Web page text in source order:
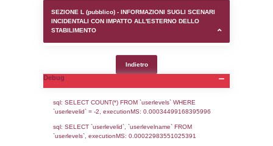
SEZIONE D (pubblico) - INFORMAZIONI
AUTORIZZAZIONI/CERTIFICAZIONI E
CONTROLLO A CUI è SOGGETTO LO
SEZIONE F (pubblico) - DESCRIZIONE
DELL'AMBIENTE/TERRITORIO